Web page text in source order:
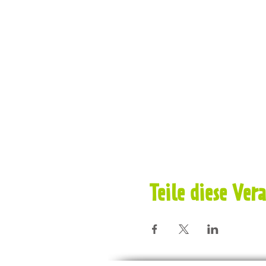
Teile diese